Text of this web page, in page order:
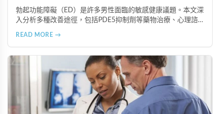
勃起功能障礙（ED）是許多男性面臨的敏感健康議題。本文深
入分析多種改善途徑，包括PDE5抑制劑等藥物治療、心理諮
系下，及早尋求專業協助並採取積極主動的態度，配合規律運
動、健康飲食等預防措施，能有效改善性功能並重拾健康的性
READ MORE →